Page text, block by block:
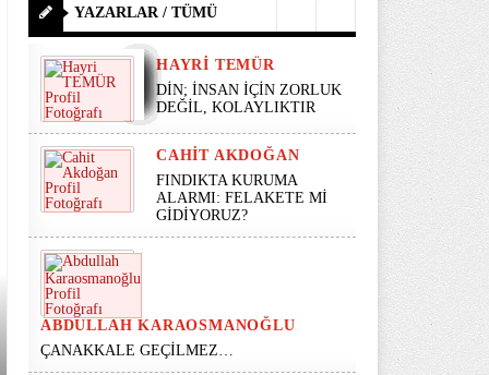
YAZARLAR / TÜMÜ
HAYRI TEMÜR
DİN; İNSAN İÇİN ZORLUK
DEĞİL, KOLAYLIKTIR
CAHIT AKDOĞAN
FINDIKTA KURUMA
ALARMI: FELAKETE Mİ
GİDİYORUZ?
ABDULLAH KARAOSMANOĞLU
ÇANAKKALE GEÇİLMEZ…